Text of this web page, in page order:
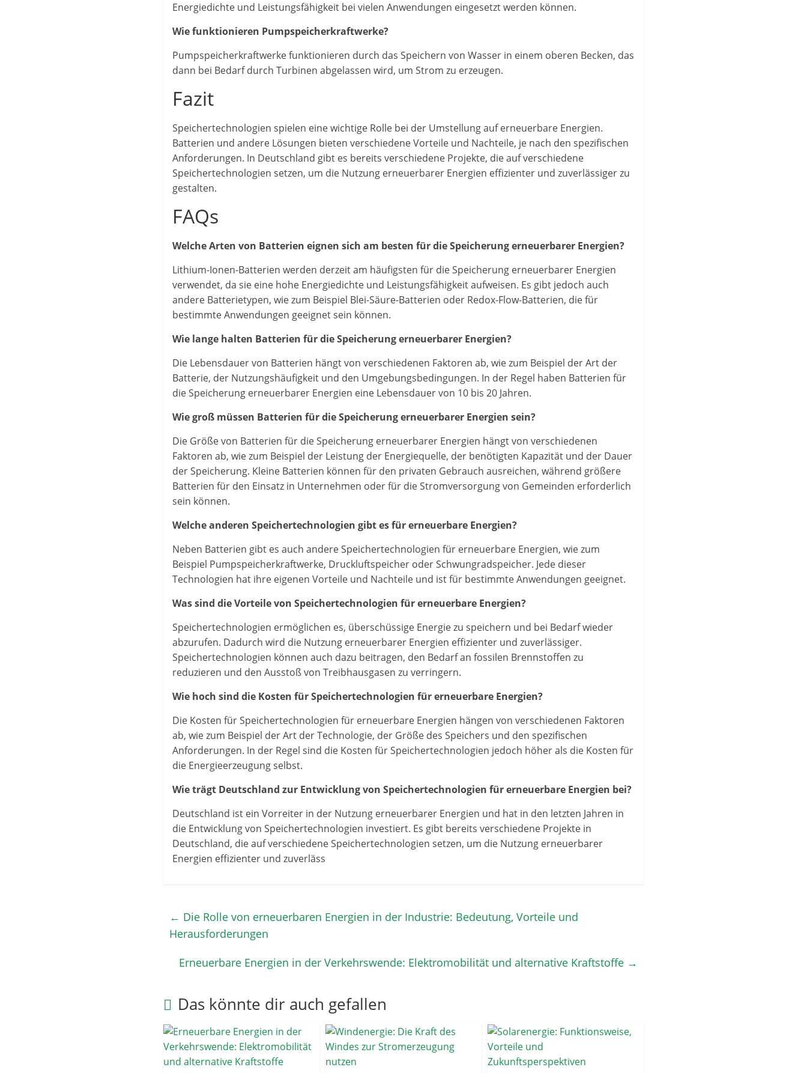
Energiedichte und Leistungsfähigkeit bei vielen Anwendungen eingesetzt werden können.
Wie funktionieren Pumpspeicherkraftwerke?
Pumpspeicherkraftwerke funktionieren durch das Speichern von Wasser in einem oberen Becken, das
dann bei Bedarf durch Turbinen abgelassen wird, um Strom zu erzeugen.
Fazit
Speichertechnologien spielen eine wichtige Rolle bei der Umstellung auf erneuerbare Energien.
Batterien und andere Lösungen bieten verschiedene Vorteile und Nachteile, je nach den spezifischen
Anforderungen. In Deutschland gibt es bereits verschiedene Projekte, die auf verschiedene
Speichertechnologien setzen, um die Nutzung erneuerbarer Energien effizienter und zuverlässiger zu
gestalten.
FAQs
Welche Arten von Batterien eignen sich am besten für die Speicherung erneuerbarer Energien?
Lithium-Ionen-Batterien werden derzeit am häufigsten für die Speicherung erneuerbarer Energien
verwendet, da sie eine hohe Energiedichte und Leistungsfähigkeit aufweisen. Es gibt jedoch auch
andere Batterietypen, wie zum Beispiel Blei-Säure-Batterien oder Redox-Flow-Batterien, die für
bestimmte Anwendungen geeignet sein können.
Wie lange halten Batterien für die Speicherung erneuerbarer Energien?
Die Lebensdauer von Batterien hängt von verschiedenen Faktoren ab, wie zum Beispiel der Art der
Batterie, der Nutzungshäufigkeit und den Umgebungsbedingungen. In der Regel haben Batterien für
die Speicherung erneuerbarer Energien eine Lebensdauer von 10 bis 20 Jahren.
Wie groß müssen Batterien für die Speicherung erneuerbarer Energien sein?
Die Größe von Batterien für die Speicherung erneuerbarer Energien hängt von verschiedenen
Faktoren ab, wie zum Beispiel der Leistung der Energiequelle, der benötigten Kapazität und der Dauer
der Speicherung. Kleine Batterien können für den privaten Gebrauch ausreichen, während größere
Batterien für den Einsatz in Unternehmen oder für die Stromversorgung von Gemeinden erforderlich
sein können.
Welche anderen Speichertechnologien gibt es für erneuerbare Energien?
Neben Batterien gibt es auch andere Speichertechnologien für erneuerbare Energien, wie zum
Beispiel Pumpspeicherkraftwerke, Druckluftspeicher oder Schwungradspeicher. Jede dieser
Technologien hat ihre eigenen Vorteile und Nachteile und ist für bestimmte Anwendungen geeignet.
Was sind die Vorteile von Speichertechnologien für erneuerbare Energien?
Speichertechnologien ermöglichen es, überschüssige Energie zu speichern und bei Bedarf wieder
abzurufen. Dadurch wird die Nutzung erneuerbarer Energien effizienter und zuverlässiger.
Speichertechnologien können auch dazu beitragen, den Bedarf an fossilen Brennstoffen zu
reduzieren und den Ausstoß von Treibhausgasen zu verringern.
Wie hoch sind die Kosten für Speichertechnologien für erneuerbare Energien?
Die Kosten für Speichertechnologien für erneuerbare Energien hängen von verschiedenen Faktoren
ab, wie zum Beispiel der Art der Technologie, der Größe des Speichers und den spezifischen
Anforderungen. In der Regel sind die Kosten für Speichertechnologien jedoch höher als die Kosten für
die Energieerzeugung selbst.
Wie trägt Deutschland zur Entwicklung von Speichertechnologien für erneuerbare Energien bei?
Deutschland ist ein Vorreiter in der Nutzung erneuerbarer Energien und hat in den letzten Jahren in
die Entwicklung von Speichertechnologien investiert. Es gibt bereits verschiedene Projekte in
Deutschland, die auf verschiedene Speichertechnologien setzen, um die Nutzung erneuerbarer
Energien effizienter und zuverläss
← Die Rolle von erneuerbaren Energien in der Industrie: Bedeutung, Vorteile und
Herausforderungen
Erneuerbare Energien in der Verkehrswende: Elektromobilität und alternative Kraftstoffe →
Das könnte dir auch gefallen